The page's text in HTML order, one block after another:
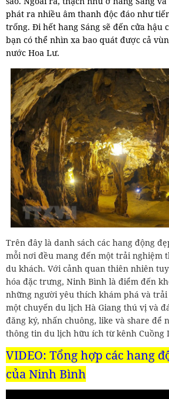
phát ra nhiều âm thanh độc đáo như
trống. Đi hết hang Sáng sẽ đến cửa hậu
bạn có thể nhìn xa bao quát được cả
nước Hoa Lư.
Trên đây là danh sách các hang động
mỗi nơi đều mang đến một trải nghiệm
du khách. Với cảnh quan thiên nhiên
hóa đặc trưng, Ninh Bình là điểm đến
những người yêu thích khám phá và trải
một chuyến du lịch Hà Giang thú vị và
đăng ký, nhấn chuông, like và share để
thông tin du lịch hữu ích từ kênh Cuồng
VIDEO: Tổng hợp các hang
của Ninh Bình